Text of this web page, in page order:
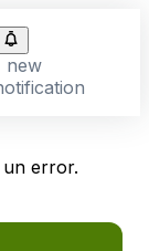
new
un error.